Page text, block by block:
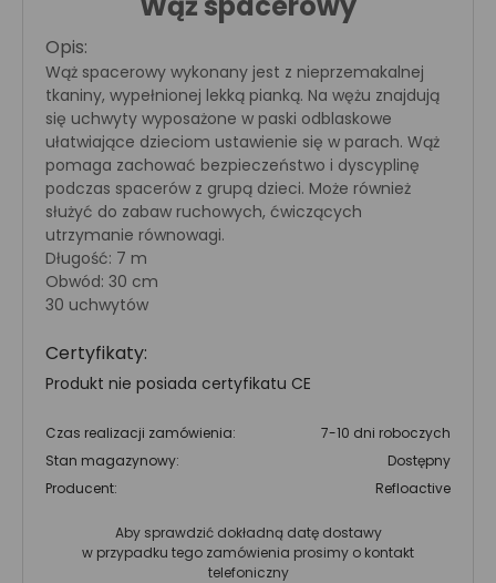
Opis:
Wąż spacerowy wykonany jest z nieprzemakalnej
tkaniny, wypełnionej lekką pianką. Na wężu znajdują
się uchwyty wyposażone w paski odblaskowe
ułatwiające dzieciom ustawienie się w parach. Wąż
pomaga zachować bezpieczeństwo i dyscyplinę
podczas spacerów z grupą dzieci. Może również
służyć do zabaw ruchowych, ćwiczących
utrzymanie równowagi.
Długość: 7 m
Obwód: 30 cm
30 uchwytów
Certyfikaty:
Produkt nie posiada certyfikatu CE
Czas realizacji zamówienia:
7-10 dni roboczych
Stan magazynowy:
Dostępny
Producent:
Refloactive
Aby sprawdzić dokładną datę dostawy
w przypadku tego zamówienia prosimy o kontakt
telefoniczny